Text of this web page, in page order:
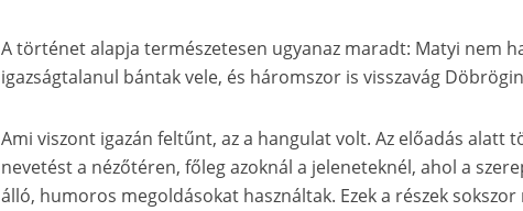
A történet alapja természetesen ugyanaz maradt: Matyi nem
igazságtalanul bántak vele, és háromszor is visszavág
Ami viszont igazán feltűnt, az a hangulat volt. Az előadás alatt
nevetést a nézőtéren, főleg azoknál a jeleneteknél, ahol a
álló, humoros megoldásokat használtak. Ezek a részek